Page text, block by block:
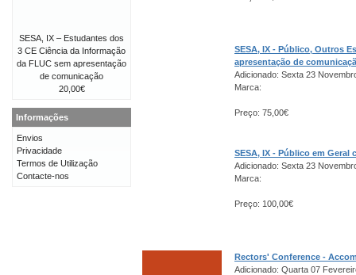
SESA, IX - Público, Outros
apresentação de
Adicionado: Sexta 23
Marca:
Preço: 75,00€
SESA, IX - Público em
Adicionado: Sexta 23
Marca:
Preço: 100,00€
Rectors' Conference -
Adicionado: Quarta 07
SESA, IX – Estudantes dos
3 CE Ciência da Informação
da FLUC sem apresentação
de comunicação
20,00€
Informações
Envios
Privacidade
Termos de Utilização
Contacte-nos